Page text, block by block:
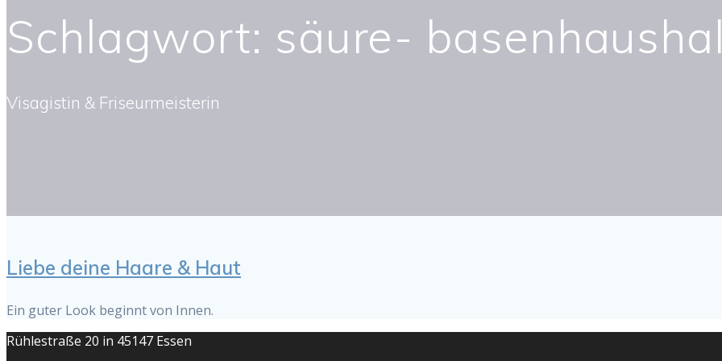
Schlagwort: säure-
Visagistin & Friseurmeisterin
Liebe deine Haare & Haut
Ein guter Look beginnt von Innen.
Rühlestraße 20 in 45147 Essen